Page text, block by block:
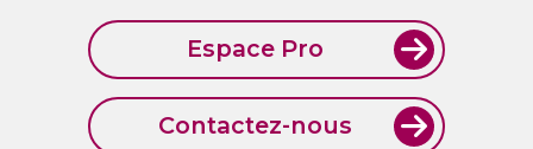
Espace Pro
Contactez-nous